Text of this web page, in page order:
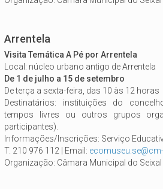
Arrentela
Visita Temática A Pé por Arrentela
Local: núcleo urbano antigo de Arrentela
De 1 de julho a 15 de setembro
De terça a sexta-feira, das 10 às 12 horas
Destinatários: instituições do
tempos livres ou outros grupos
participantes).
Informações/Inscrições: Serviço
T. 210 976 112 | Email:
Organização: Câmara Municipal do Seixal